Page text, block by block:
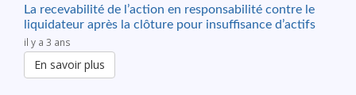
La recevabilité de l’action en responsabilité contre le
liquidateur après la clôture pour insuffisance d’actifs
il y a 3 ans
En savoir plus